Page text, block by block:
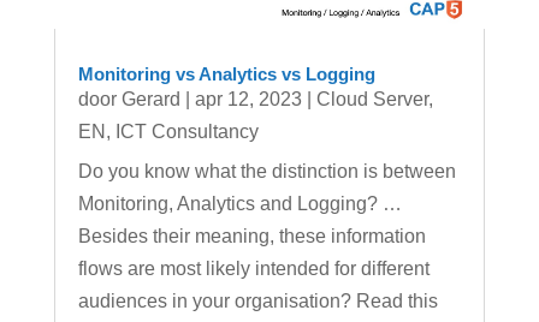
Monitoring vs Analytics vs Logging
door Gerard apr 12, 2023| Cloud Server,
EN , ICT Consultancy
Do you know what the distinction is between
Monitoring, Analytics and Logging? …
Besides their meaning, these information
flows are most likely intended for different
audiences in your organisation? Read this